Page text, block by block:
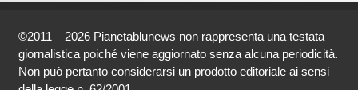
©2011 – 2026 Pianetablunews non rappresenta una testata
giornalistica poiché viene aggiornato senza alcuna periodicità.
Non può pertanto considerarsi un prodotto editoriale ai sensi